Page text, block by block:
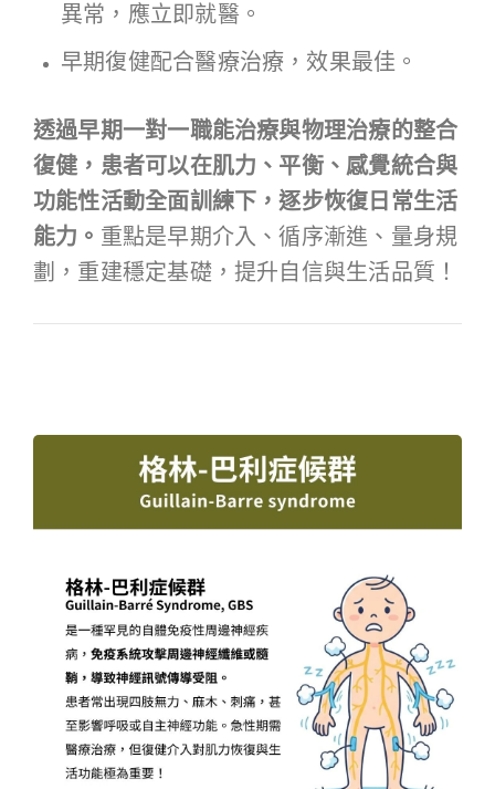
異常，應立即就醫。
早期復健配合醫療治療，效果最佳。
透過早期一對一職能治療與物理治療的整合
復健，患者可以在肌力、平衡、感覺統合與
功能性活動全面訓練下，逐步恢復日常生活
能力。 重點是早期介入、循序漸進、量身規
劃，重建穩定基礎，提升自信與生活品質！